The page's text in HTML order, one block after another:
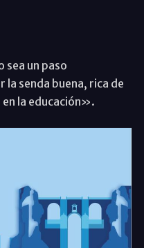
sea un paso
senda buena, rica de
la educación».